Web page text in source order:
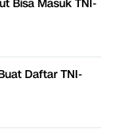
Bisa Masuk TNI-
Daftar TNI-